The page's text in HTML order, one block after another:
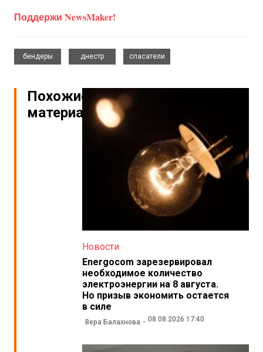
Поддержи NewsMaker!
бендеры
днестр
спасатели
Похожие
материалы
Новости
Energocom зарезервировал
необходимое количество
электроэнергии на 8 августа.
Но призыв экономить остается
в силе
Вера Балахнова 08.08.2026 17:40